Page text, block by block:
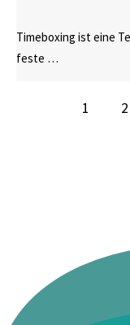
Timeboxing ist eine
feste …
1 2